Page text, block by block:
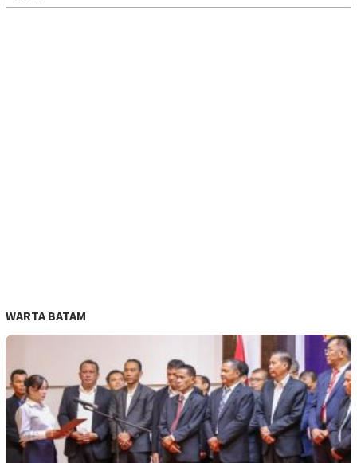
untuk:
WARTA BATAM